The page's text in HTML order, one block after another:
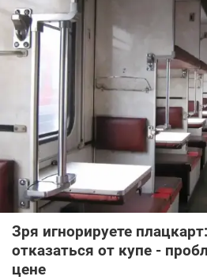
Зря игнорируете
отказаться от купе -
цене